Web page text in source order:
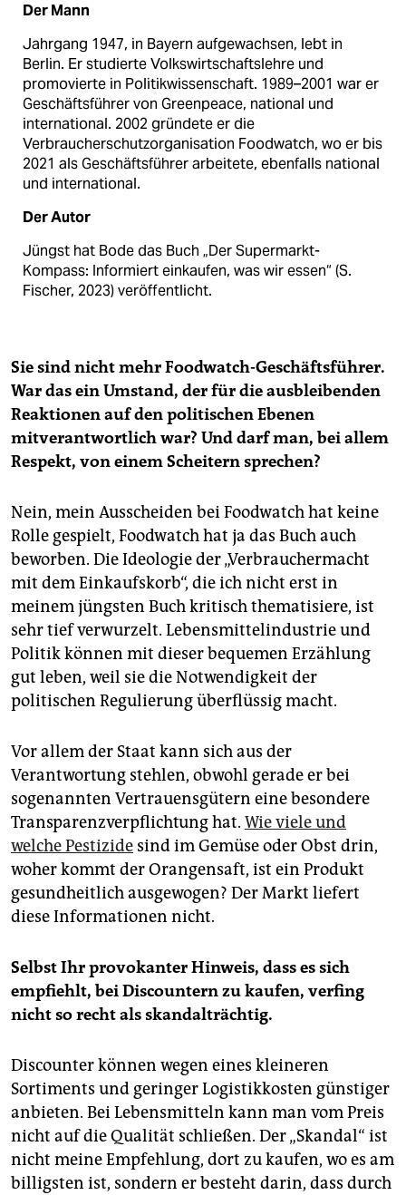
Der Mann
Jahrgang 1947, in Bayern aufgewachsen, lebt in
Berlin. Er studierte Volks­wirtschaftslehre und
promovierte in Politikwissenschaft. 1989–2001 war er
Geschäftsführer von Greenpeace, national und
international. 2002 gründete er die
Verbraucherschutz­organisation Foodwatch, wo er bis
2021 als Geschäftsführer arbeitete, ebenfalls national
und international.
Der Autor
Jüngst hat Bode das Buch „Der Supermarkt-
Kompass: Informiert einkaufen, was wir essen“ (S.
Fischer, 2023) veröffentlicht.
Sie sind nicht mehr Foodwatch-Geschäftsführer.
War das ein Umstand, der für die ausbleibenden
Reaktionen auf den politischen Ebenen
mitverantwortlich war? Und darf man, bei allem
Respekt, von einem Scheitern sprechen?
Nein, mein Ausscheiden bei Foodwatch hat keine
Rolle gespielt, Foodwatch hat ja das Buch auch
beworben. Die Ideologie der „Verbrauchermacht
mit dem Einkaufskorb“, die ich nicht erst in
meinem jüngsten Buch kritisch thematisiere, ist
sehr tief verwurzelt. Lebensmittelindustrie und
Politik können mit dieser bequemen Erzählung
gut leben, weil sie die Notwendigkeit der
politischen Regulierung überflüssig macht.
Vor allem der Staat kann sich aus der
Verantwortung stehlen, obwohl gerade er bei
sogenannten Vertrauensgütern eine besondere
Transparenzverpflichtung hat. Wie viele und
welche Pestizide sind im Gemüse oder Obst drin,
woher kommt der Orangensaft, ist ein Produkt
gesundheitlich ausgewogen? Der Markt liefert
diese Informationen nicht.
Selbst Ihr provokanter Hinweis, dass es sich
empfiehlt, bei Discountern zu kaufen, verfing
nicht so recht als skandalträchtig.
Discounter können wegen eines kleineren
Sortiments und geringer Logistikkosten günstiger
anbieten. Bei Lebensmitteln kann man vom Preis
nicht auf die Qualität schließen. Der „Skandal“ ist
nicht meine Empfehlung, dort zu kaufen, wo es am
billigsten ist, sondern er besteht darin, dass durch